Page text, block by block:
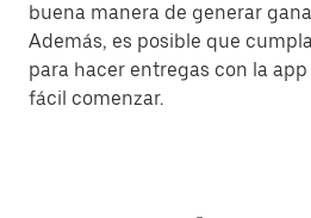
buena manera de generar
Además, es posible que
para hacer entregas con la app
fácil comenzar.